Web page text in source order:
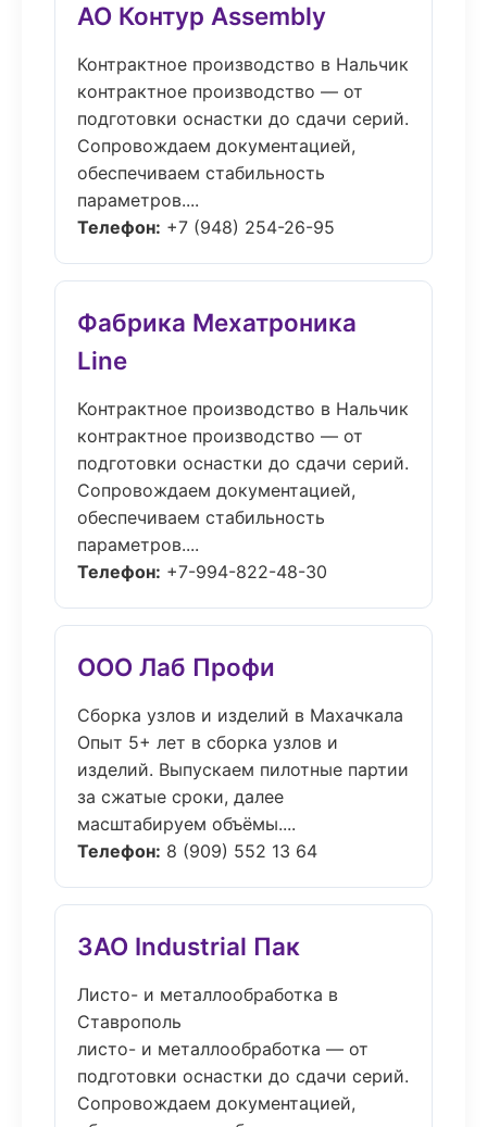
АО Контур Assembly
Контрактное производство в Нальчик
контрактное производство — от
подготовки оснастки до сдачи серий.
Сопровождаем документацией,
обеспечиваем стабильность
параметров....
Телефон: +7 (948) 254-26-95
Фабрика Мехатроника
Line
Контрактное производство в Нальчик
контрактное производство — от
подготовки оснастки до сдачи серий.
Сопровождаем документацией,
обеспечиваем стабильность
параметров....
Телефон: +7-994-822-48-30
ООО Лаб Профи
Сборка узлов и изделий в Махачкала
Опыт 5+ лет в сборка узлов и
изделий. Выпускаем пилотные партии
за сжатые сроки, далее
масштабируем объёмы....
Телефон: 8 (909) 552 13 64
ЗАО Industrial Пак
Листо- и металлообработка в
Ставрополь
листо- и металлообработка — от
подготовки оснастки до сдачи серий.
Сопровождаем документацией,